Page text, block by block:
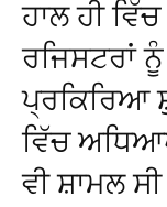
ਹਾਲ ਹੀ
ਰਜਿਸਟਰਾਂ
ਪ੍ਰਕਿਰਿਆ
ਵਿੱਚ
ਵੀ ਸ਼ਾਮਲ